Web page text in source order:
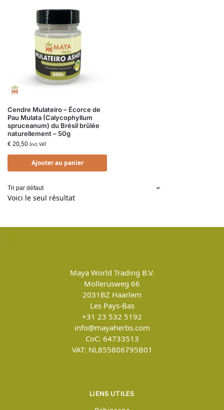
Cendre Mulateiro – Écorce de
Pau Mulata (Calycophyllum
spruceanum) du Brésil brûlée
naturellement – 50g
€20,50 Incl. VAT
Ajouter au panier
Voici le seul résultat
Maya World Trading B.V.
Mollerusweg 66
2031BZ Haarlem
Les Pays-Bas
+31 23 532 5192
info@mayaherbs.com
CoC: 64733513
VAT: NL855806795B01
LIENS UTILES